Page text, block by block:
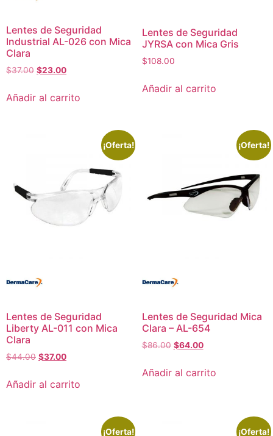
Lentes de Seguridad
Industrial AL-026 con Mica
Clara
$37.00 $23.00
Añadir al carrito
Lentes de Seguridad
JYRSA con Mica Gris
$108.00
Añadir al carrito
¡Oferta!
Lentes de Seguridad
Liberty AL-011 con Mica
Clara
$44.00 $37.00
Añadir al carrito
¡Oferta!
Lentes de Seguridad Mica
Clara – AL-654
$86.00 $64.00
Añadir al carrito
¡Oferta! ¡Oferta!